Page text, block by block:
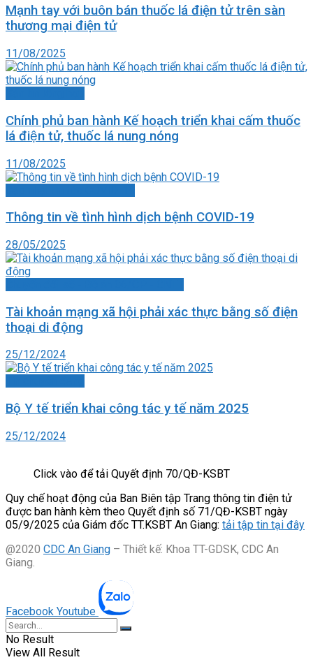
Mạnh tay với buôn bán thuốc lá điện tử trên sàn
thương mại điện tử
11/08/2025
Chính phủ ban hành Kế hoạch triển khai cấm thuốc
lá điện tử, thuốc lá nung nóng
11/08/2025
Thông tin về tình hình dịch bệnh COVID-19
28/05/2025
Tài khoản mạng xã hội phải xác thực bằng số điện
thoại di động
25/12/2024
Bộ Y tế triển khai công tác y tế năm 2025
25/12/2024
Click vào để tải Quyết định 70/QĐ-KSBT
Quy chế hoạt động của Ban Biên tập Trang thông tin điện tử
được ban hành kèm theo Quyết định số 71/QĐ-KSBT ngày
05/9/2025 của Giám đốc TT.KSBT An Giang: tải tập tin tại đây
@2020 CDC An Giang – Thiết kế: Khoa TT-GDSK, CDC An
Giang.
Facebook Youtube
No Result
View All Result